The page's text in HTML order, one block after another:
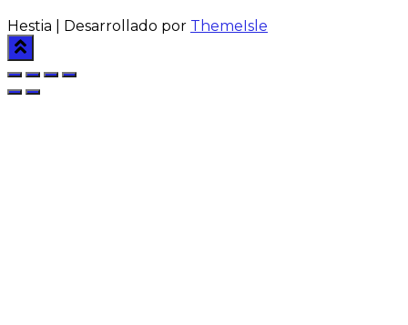
Hestia | Desarrollado por ThemeIsle